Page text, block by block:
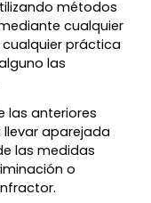
métodos
cualquier
práctica
las
las anteriores
aparejada
las medidas
o